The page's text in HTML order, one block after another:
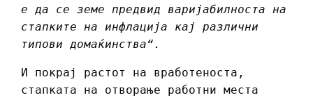
е да се земе предвид варијабилноста на
стапките на инфлација кај различни
типови домаќинства“.
И покрај растот на вработеноста,
стапката на отворање работни места